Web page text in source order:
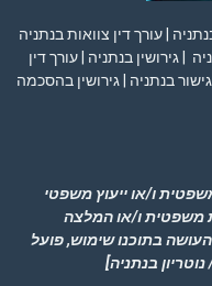
| עורך דין צוואות בנתניה
| גירושין בנתניה | עורך דין
בנתניה | גירושין בהסכמה
ו/או ייעוץ משפטי
משפטית ו/או המלצה
בתוכנו שימוש, פועל
בנתניה]